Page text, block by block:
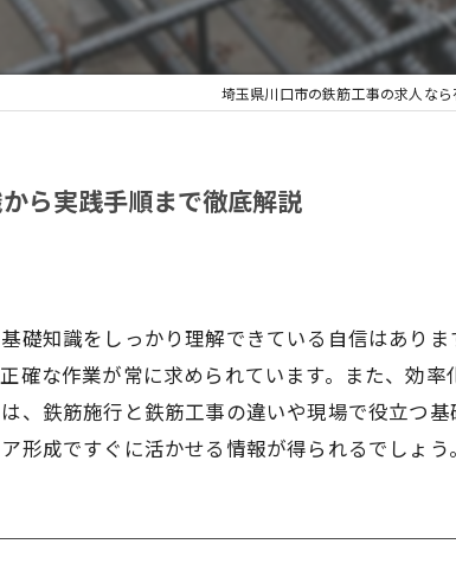
埼玉県川口市の鉄筋工事の求人な
ら実践手順まで徹底解説
礎知識をしっかり理解できている自信はあり
確な作業が常に求められています。また、効
、鉄筋施行と鉄筋工事の違いや現場で役立つ
形成ですぐに活かせる情報が得られるでしょう。